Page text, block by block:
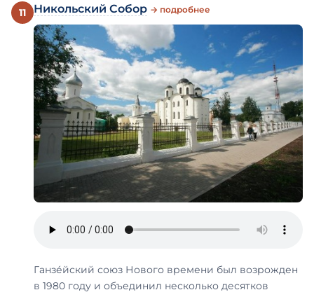
11 Никольский Собор → подробнее
Ганзе́йский союз Нового времени был возрожден
в 1980 году и объединил несколько десятков